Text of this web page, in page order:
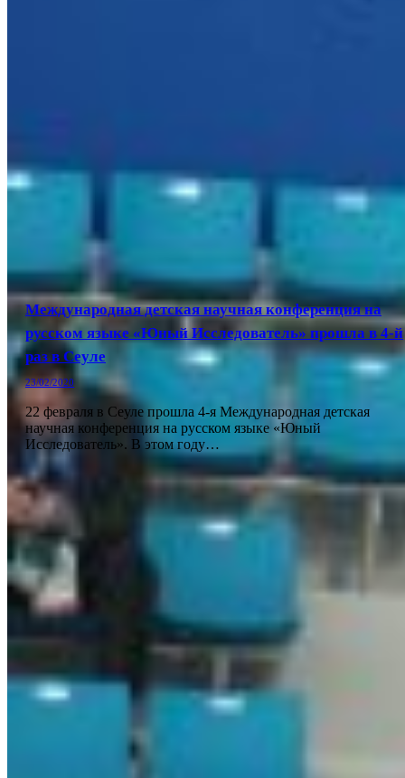
Международная детская научная конференция на
русском языке «Юный Исследователь» прошла в 4-й
раз в Сеуле
23/02/2020
22 февраля в Сеуле прошла 4-я Международная детская
научная конференция на русском языке «Юный
Исследователь». В этом году…